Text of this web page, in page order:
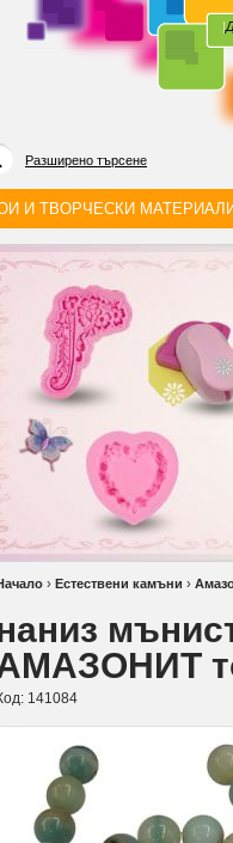
|
Разширено търсене
И ТВОРЧЕСКИ
› Естествени камъни ›
141084